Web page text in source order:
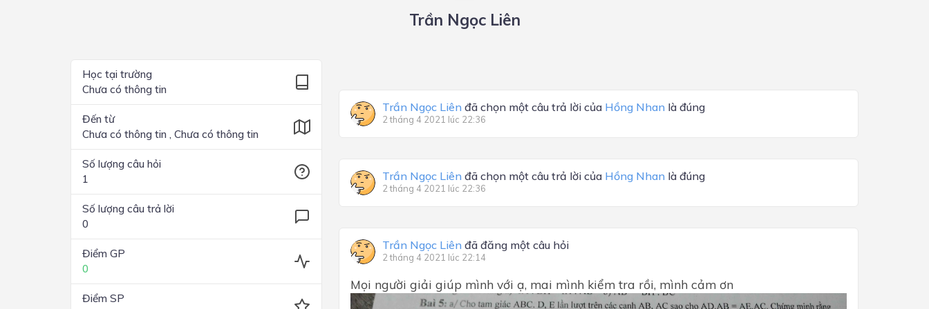
Lớp 2
Trần Ngọc Liên
Học tại trường
Chưa có thông tin
Đến từ
Chưa có thông tin , Chưa có thông tin
Số lượng câu hỏi
1
Số lượng câu trả lời
0
Điểm GP
0
Điểm SP
Trần Ngọc Liên đã chọn một câu trả lời của Hồng Nhan là đúng
2 tháng 4 2021 lúc 22:36
Trần Ngọc Liên đã chọn một câu trả lời của Hồng Nhan là đúng
2 tháng 4 2021 lúc 22:36
Trần Ngọc Liên đã đăng một câu hỏi
2 tháng 4 2021 lúc 22:14
Mọi người giải giúp mình với ạ, mai mình kiểm tra rồi, mình cảm ơn